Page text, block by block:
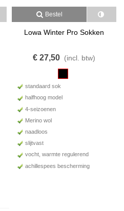
Bestel
Lowa Winter Pro Sokken
€ 27,50 (incl. btw)
standaard sok
halfhoog model
4-seizoenen
Merino wol
naadloos
slijtvast
vocht, warmte regulerend
achillespees bescherming